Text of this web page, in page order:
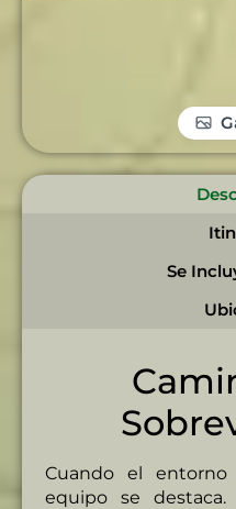
Se
Cuando el
equipo se